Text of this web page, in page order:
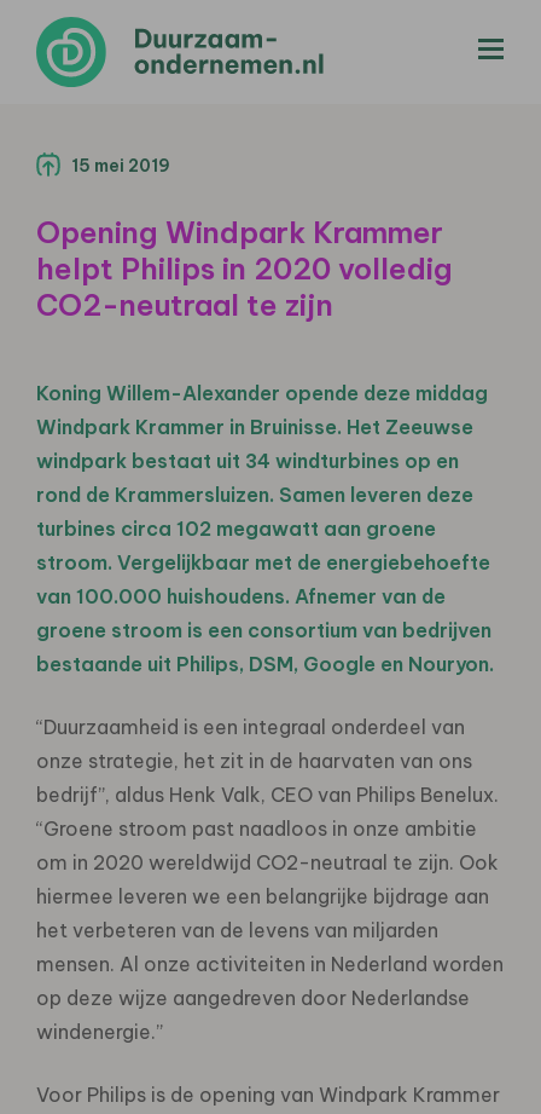
15 mei 2019
Opening Windpark Krammer
helpt Philips in 2020 volledig
CO2-neutraal te zijn
Koning Willem-Alexander opende deze middag
Windpark Krammer in Bruinisse. Het Zeeuwse
windpark bestaat uit 34 windturbines op en
rond de Krammersluizen. Samen leveren deze
turbines circa 102 megawatt aan groene
stroom. Vergelijkbaar met de energiebehoefte
van 100.000 huishoudens. Afnemer van de
groene stroom is een consortium van bedrijven
bestaande uit Philips, DSM, Google en Nouryon.
“Duurzaamheid is een integraal onderdeel van
onze strategie, het zit in de haarvaten van ons
bedrijf”, aldus Henk Valk, CEO van Philips Benelux.
“Groene stroom past naadloos in onze ambitie
om in 2020 wereldwijd CO2-neutraal te zijn. Ook
hiermee leveren we een belangrijke bijdrage aan
het verbeteren van de levens van miljarden
mensen. Al onze activiteiten in Nederland worden
op deze wijze aangedreven door Nederlandse
windenergie.”
Voor Philips is de opening van Windpark Krammer